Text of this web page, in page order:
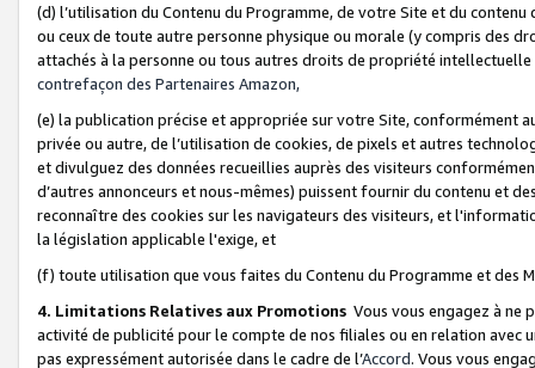
(d) l’utilisation du Contenu du Programme, de votre Site et du
ou ceux de toute autre personne physique ou morale (y compris des
attachés à la personne ou tous autres droits de propriété
contrefaçon des Partenaires Amazon,
(e) la publication précise et appropriée sur votre Site, conformément
privée ou autre, de l’utilisation de cookies, de pixels et autres
et divulguez des données recueillies auprès des visiteurs
d’autres annonceurs et nous-mêmes) puissent fournir du contenu et
reconnaître des cookies sur les navigateurs des visiteurs, et
la législation applicable l'exige, et
(f) toute utilisation que vous faites du Contenu du Programme et des
4. Limitations Relatives aux Promotions Vous vous engagez à ne
activité de publicité pour le compte de nos filiales ou en relation avec
pas expressément autorisée dans le cadre de l’Accord. Vous vous